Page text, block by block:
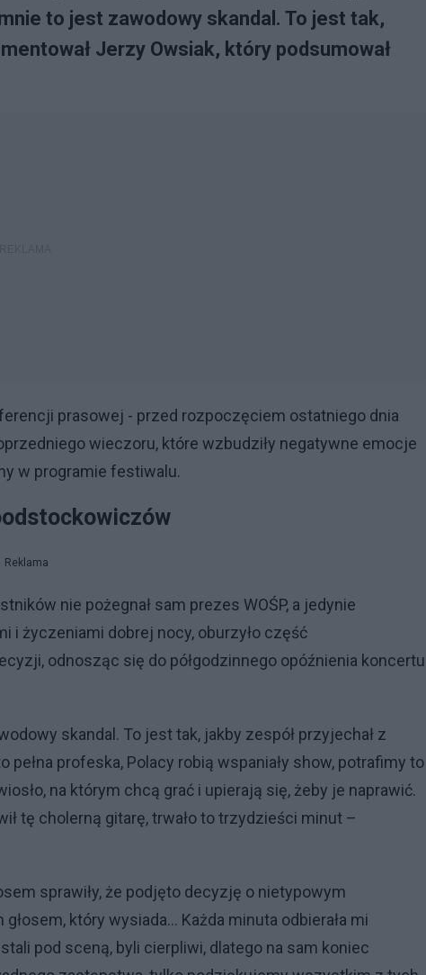
to jest zawodowy skandal. To jest tak,
Jerzy Owsiak, który podsumował
prasowej - przed rozpoczęciem ostatniego dnia
wieczoru, które wzbudziły negatywne emocje
w programie festiwalu.
Reklama
nie pożegnał sam prezes WOŚP, a jedynie
i życzeniami dobrej nocy, oburzyło część
odnosząc się do półgodzinnego opóźnienia koncertu
skandal. To jest tak, jakby zespół przyjechał z
pełna profeska, Polacy robią wspaniały show, potrafimy to
na którym chcą grać i upierają się, żeby je naprawić.
tę cholerną gitarę, trwało to trzydzieści minut –
sprawiły, że podjęto decyzję o nietypowym
który wysiada... Każda minuta odbierała mi
pod sceną, byli cierpliwi, dlatego na sam koniec